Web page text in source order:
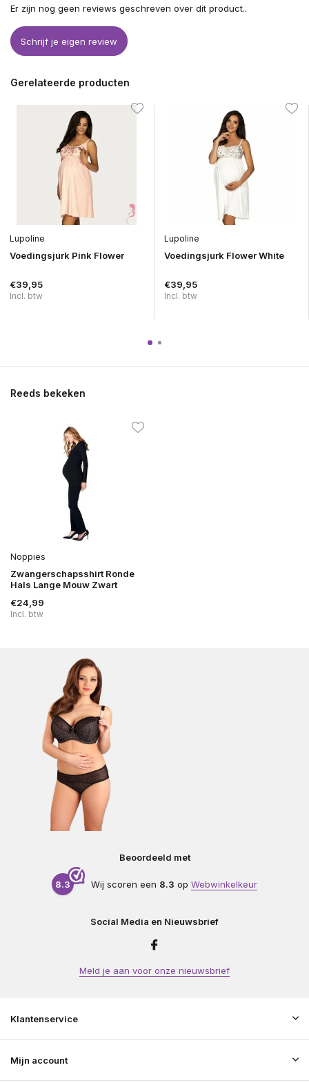
Er zijn nog geen reviews geschreven over dit product..
Schrijf je eigen review
Gerelateerde producten
Lupoline
Voedingsjurk Pink Flower
€39,95
Incl. btw
Lupoline
Voedingsjurk Flower White
€39,95
Incl. btw
Reeds bekeken
Noppies
Zwangerschapsshirt Ronde
Hals Lange Mouw Zwart
€24,99
Incl. btw
Beoordeeld met
8.3 Wij scoren een 8.3 op Webwinkelkeur
Social Media en Nieuwsbrief
Meld je aan voor onze nieuwsbrief
Klantenservice
Mijn account